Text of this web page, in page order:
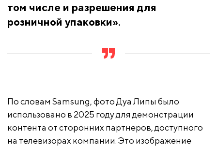
том числе и разрешения для
розничной упаковки».
По словам Samsung, фото Дуа Липы было
использовано в 2025 году для демонстрации
контента от сторонних партнеров, доступного
на телевизорах компании. Это изображение